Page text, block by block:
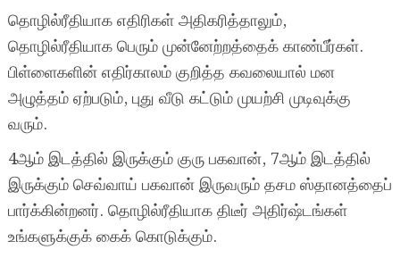
தொழில்ரீதியாக எதிரிகள் அதிகரித்தாலும்,
தொழில்ரீதியாக பெரும் முன்னேற்றத்தைக் காண்பீர்கள்.
பிள்ளைகளின் எதிர்காலம் குறித்த கவலையால் மன
அழுத்தம் ஏற்படும், புது வீடு கட்டும் முயற்சி முடிவுக்கு
வரும்.
4ஆம் இடத்தில் இருக்கும் குரு பகவான், 7ஆம் இடத்தில்
இருக்கும் செவ்வாய் பகவான் இருவரும் தசம ஸ்தானத்தைப்
பார்க்கின்றனர். தொழில்ரீதியாக திடீர் அதிர்ஷ்டங்கள்
உங்களுக்குக் கைக் கொடுக்கும்.